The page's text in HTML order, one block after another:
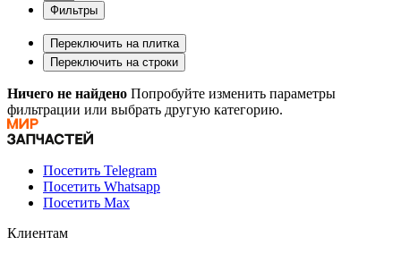
Фильтры
Переключить на плитка
Переключить на строки
Ничего не найдено Попробуйте изменить параметры
фильтрации или выбрать другую категорию.
Посетить Telegram
Посетить Whatsapp
Посетить Max
Клиентам